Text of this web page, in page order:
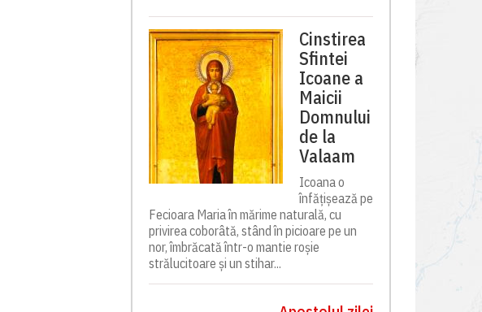
Cinstirea
Sfintei
Icoane a
Maicii
Domnului
de la
Valaam
Icoana o
înfățișează pe
Fecioara Maria în mărime naturală, cu
privirea coborâtă, stând în picioare pe un
nor, îmbrăcată într-o mantie roșie
strălucitoare și un stihar...